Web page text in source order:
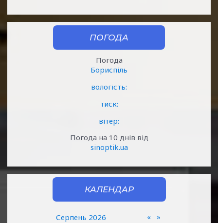
ПОГОДА
Погода
Бориспіль
вологість:
тиск:
вітер:
Погода на 10 днів від
sinoptik.ua
КАЛЕНДАР
«
Серпень 2026
»